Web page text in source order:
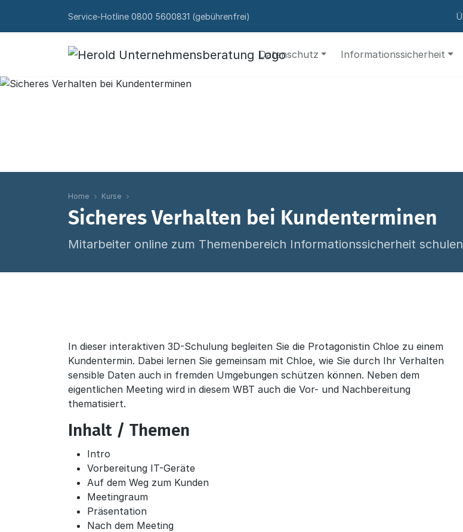
Service-Hotline 0800 5600831 (gebührenfrei)
Datenschutz Informationssicherheit
Home Kurse
Sicheres Verhalten bei Kundenterminen
Mitarbeiter online zum Themenbereich Informationssicherheit schulen
Beschreibung
In dieser interaktiven 3D-Schulung begleiten Sie die Protagonistin Chloe zu einem
Kundentermin. Dabei lernen Sie gemeinsam mit Chloe, wie Sie durch Ihr Verhalten
sensible Daten auch in fremden Umgebungen schützen können. Neben dem
eigentlichen Meeting wird in diesem WBT auch die Vor- und Nachbereitung
thematisiert.
Inhalt / Themen
Intro
Vorbereitung IT-Geräte
Auf dem Weg zum Kunden
Meetingraum
Präsentation
Nach dem Meeting